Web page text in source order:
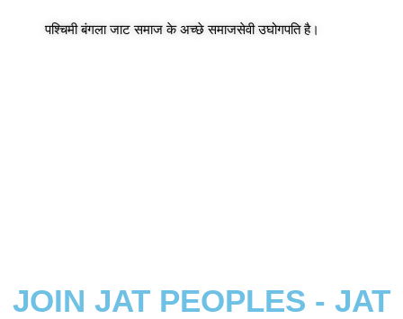
पश्चिमी बंगला जाट समाज के अच्छे समाजसेवी उघोगपति है।
JOIN JAT PEOPLES - JAT